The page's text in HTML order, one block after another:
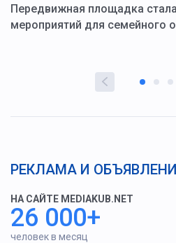
Передвижная площадка
мероприятий для семейного
РЕКЛАМА И
НА САЙТЕ MEDIAKUB.NET
26 000+
человек в месяц